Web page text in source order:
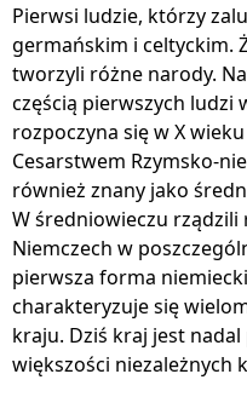
Pierwsi ludzie, którzy
germańskim i celtyckim.
tworzyli różne narody.
częścią pierwszych ludzi
rozpoczyna się w X
Cesarstwem Rzymsko-
również znany jako
W średniowieczu rządzili
Niemczech w
pierwsza forma
charakteryzuje się
kraju. Dziś kraj jest
większości niezależnych